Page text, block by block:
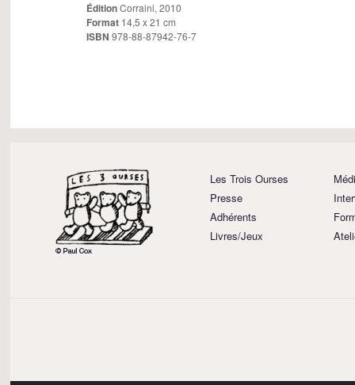
ÉditionCorraini, 2010
Format 14,5 x 21 cm
ISBN 978-88-87942-76-7
Les Trois Ourses
Presse
Adhérents
Livres/Jeux